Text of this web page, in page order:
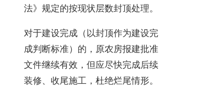
法》规定的按现状层数封顶处理。
对于建设完成（以封顶作为建设完
成判断标准）的，原农房报建批准
文件继续有效，但应尽快完成后续
装修、收尾施工，杜绝烂尾情形。